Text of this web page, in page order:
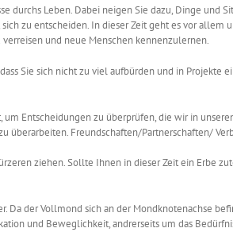
durchs Leben. Dabei neigen Sie dazu, Dinge und
zu entscheiden. In dieser Zeit geht es vor allem
und neue Menschen kennenzulernen.
Sie sich nicht zu viel aufbürden und in Projekte
um Entscheidungen zu überprüfen, die wir in
Freundschaften/Partnerschaften/
ziehen. Sollte Ihnen in dieser Zeit ein Erbe
Da der Vollmond sich an der Mondknotenachse
und Beweglichkeit, andrerseits um das